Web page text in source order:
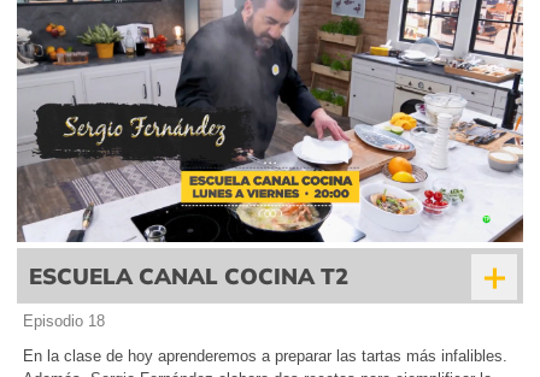
ESCUELA CANAL COCINA T2 +
Episodio 18
En la clase de hoy aprenderemos a preparar las tartas más infalibles.